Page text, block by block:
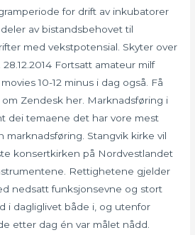
for drift av inkubatorer
av bistandsbehovet til
med vekstpotensial. Skyter over
Fortsatt amateur milf
10-12 minus i dag også. Få
Zendesk her. Marknadsføring i
dei temaene det har vore mest
marknadsføring. Stangvik kirke vil
konsertkirken på Nordvestlandet
Rettighetene gjelder
nedsatt funksjonsevne og stort
i dagliglivet både i, og utenfor
etter dag én var målet nådd.